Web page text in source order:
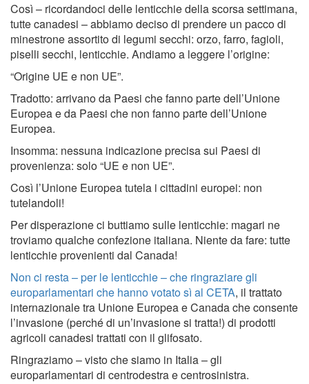
Così – ricordandoci delle lenticchie della scorsa settimana,
tutte canadesi – abbiamo deciso di prendere un pacco di
minestrone assortito di legumi secchi: orzo, farro, fagioli,
piselli secchi, lenticchie. Andiamo a leggere l’origine:
“Origine UE e non UE”.
Tradotto: arrivano da Paesi che fanno parte dell’Unione
Europea e da Paesi che non fanno parte dell’Unione
Europea.
Insomma: nessuna indicazione precisa sui Paesi di
provenienza: solo “UE e non UE”.
Così l’Unione Europea tutela i cittadini europei: non
tutelandoli!
Per disperazione ci buttiamo sulle lenticchie: magari ne
troviamo qualche confezione italiana. Niente da fare: tutte
lenticchie provenienti dal Canada!
Non ci resta – per le lenticchie – che ringraziare gli
europarlamentari che hanno votato sì al CETA, il trattato
internazionale tra Unione Europea e Canada che consente
l’invasione (perché di un’invasione si tratta!) di prodotti
agricoli canadesi trattati con il glifosato.
Ringraziamo – visto che siamo in Italia – gli
europarlamentari di centrodestra e centrosinistra.